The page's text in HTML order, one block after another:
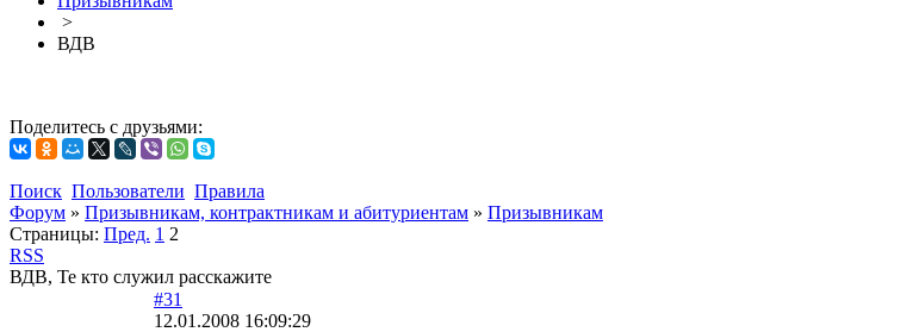
>
ВДВ
Поделитесь с друзьями:
Поиск Пользователи Правила
Форум » Призывникам, контрактникам и абитуриентам » Призывникам
Страницы: Пред. 1 2
RSS
ВДВ, Те кто служил расскажите
#31
12.01.2008 16:09:29